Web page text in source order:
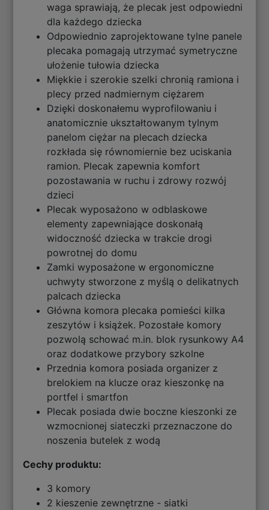
waga sprawiają, że plecak jest odpowiedni
dla każdego dziecka
Odpowiednio zaprojektowane tylne panele
plecaka pomagają utrzymać symetryczne
ułożenie tułowia dziecka
Miękkie i szerokie szelki chronią ramiona i
plecy przed nadmiernym ciężarem
Dzięki doskonałemu wyprofilowaniu i
anatomicznie ukształtowanym tylnym
panelom ciężar na plecach dziecka
rozkłada się równomiernie bez uciskania
ramion. Plecak zapewnia komfort
pozostawania w ruchu i zdrowy rozwój
dzieci
Plecak wyposażono w odblaskowe
elementy zapewniające doskonałą
widoczność dziecka w trakcie drogi
powrotnej do domu
Zamki wyposażone w ergonomiczne
uchwyty stworzone z myślą o delikatnych
palcach dziecka
Główna komora plecaka pomieści kilka
zeszytów i książek. Pozostałe komory
pozwolą schować m.in. blok rysunkowy A4
oraz dodatkowe przybory szkolne
Przednia komora posiada organizer z
brelokiem na klucze oraz kieszonkę na
portfel i smartfon
Plecak posiada dwie boczne kieszonki ze
wzmocnionej siateczki przeznaczone do
noszenia butelek z wodą
Cechy produktu:
3 komory
2 kieszenie zewnętrzne - siatki